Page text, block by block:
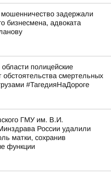
задержали
бизнесмена, адвоката
полицейские
обстоятельства смертельных
#ТагедияНаДороге
ГМУ им. В.И.
России удалили
матки, сохранив
функции